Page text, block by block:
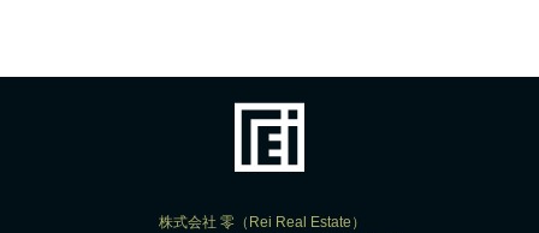
株式会社 零（Rei Real Estate）